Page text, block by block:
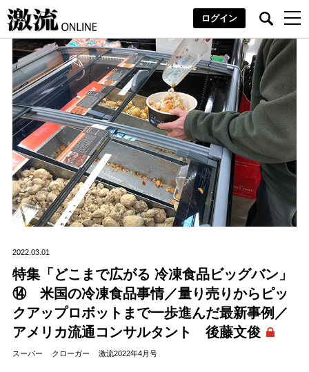
ログイン
2022.03.01
特集「どこまで広がる 冷凍食品ビッグバン」
⑭ 米国の冷凍食品事情／量り売りからピッ
クアップロボットまで一歩進んだ最新事例／
アメリカ流通コンサルタント 後藤文俊
スーパー クローガー 激流2022年4月号